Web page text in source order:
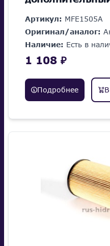
Артикул: MFE1505A
Оригинал/аналог:
Наличие: Есть в
1 108 ₽
Подробнее